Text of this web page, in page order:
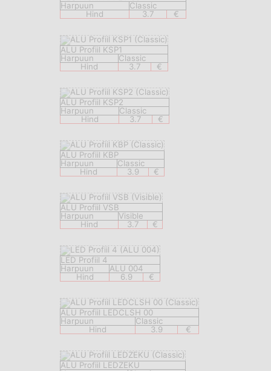
Harpuun
Classic
Hind
3.7 €
ALU Profiil KSP1
Harpuun
Classic
Hind
3.7 €
ALU Profiil KSP2
Harpuun
Classic
Hind
3.7 €
ALU Profiil KBP
Harpuun
Classic
Hind
3.9 €
ALU Profiil VSB
Harpuun
Visible
Hind
3.7 €
LED Profiil 4
Harpuun
ALU 004
Hind
6.9 €
ALU Profiil LEDCLSH 00
Harpuun
Classic
Hind
3.9 €
ALU Profiil LEDZEKU